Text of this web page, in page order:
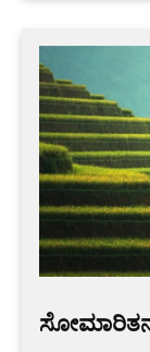
ಸೋಮಾರಿತನ